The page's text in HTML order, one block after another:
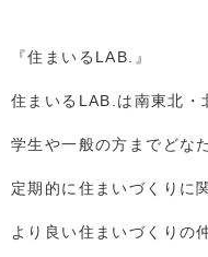
『住まいるLAB.』
住まいるLAB.は南東北・
学生や一般の方までどな
定期的に住まいづくりに
より良い住まいづくりの